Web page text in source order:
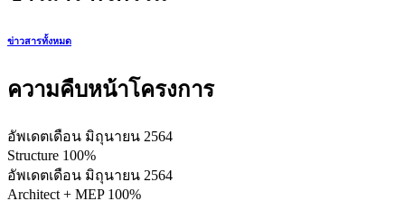
ข่าวสารทั้งหมด
ความคืบหน้าโครงการ
อัพเดตเดือน มิถุนายน 2564
Structure 100%
อัพเดตเดือน มิถุนายน 2564
Architect + MEP 100%